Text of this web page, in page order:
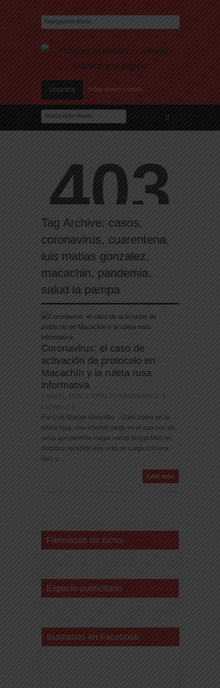
URGENTE
estafas laborales para robar dinero y datos
nuevos centros de datos en Texas debido a preocupaciones sobre el consumo
marchan al Congreso contra la violencia vicaria
estafas laborales para robar dinero y datos
Tag Archive: casos,
coronavirus, cuarentena,
luis matias gonzalez,
macachin, pandemia,
salud la pampa
Coronavirus: el caso de
activación de protocolo en
Macachín y la ruleta rusa
informativa
May 11, 2020
IMPACTO INFORMATIVO
Locales
0
Por Luis Matías González – Casi como en la
ruleta rusa, ese infernal juego en el que con un
arma que permite cargar varios proyectiles en
distintos receptáculos solo se carga con una
bala y...
Leer más
Farmacias de turno
Espacio publicitario
Buscanos en Facebook